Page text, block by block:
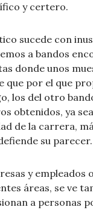
y certero.
sucede con
a bandos
donde unos
que por el que
los del otro
obtenidos, ya
de la carrera,
su parecer.
y empleados
áreas, se ve
a personas